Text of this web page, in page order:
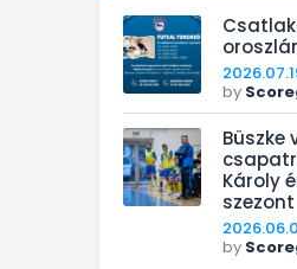
by
Büszke
Károly
szezont
by